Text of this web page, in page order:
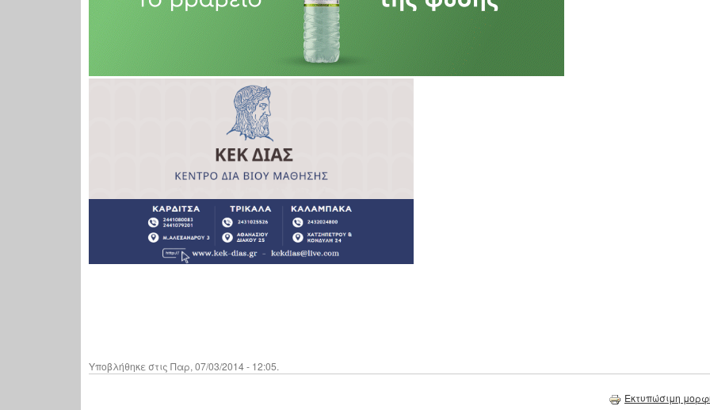
Υποβλήθηκε στις Παρ, 07/03/2014 - 12:05.
Εκτυπώσιμη